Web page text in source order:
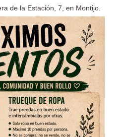
de la Estación, 7, en Montijo.